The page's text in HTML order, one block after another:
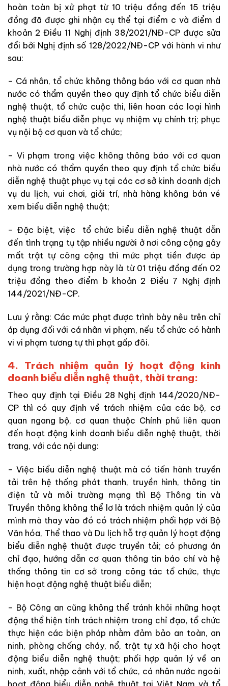
hoàn toàn bị xử phạt từ 10 triệu đồng đến 15 triệu
đồng đã được ghi nhận cụ thể tại điểm c và điểm d
khoản 2 Điều 11 Nghị định 38/2021/NĐ-CP được sửa
đổi bởi Nghị định số 128/2022/NĐ-CP với hành vi như
sau:
– Cá nhân, tổ chức không thông báo với cơ quan nhà
nước có thẩm quyền theo quy định tổ chức biểu diễn
nghệ thuật, tổ chức cuộc thi, liên hoan các loại hình
nghệ thuật biểu diễn phục vụ nhiệm vụ chính trị; phục
vụ nội bộ cơ quan và tổ chức;
– Vi phạm trong việc không thông báo với cơ quan
nhà nước có thẩm quyền theo quy định tổ chức biểu
diễn nghệ thuật phục vụ tại các cơ sở kinh doanh dịch
vụ du lịch, vui chơi, giải trí, nhà hàng không bán vé
xem biểu diễn nghệ thuật;
– Đặc biệt, việc tổ chức biểu diễn nghệ thuật dẫn
đến tình trạng tụ tập nhiều người ở nơi công cộng gây
mất trật tự công cộng thì mức phạt tiền được áp
dụng trong trường hợp này là từ 01 triệu đồng đến 02
triệu đồng theo điểm b khoản 2 Điều 7 Nghị định
144/2021/NĐ-CP.
Lưu ý rằng: Các mức phạt được trình bày nêu trên chỉ
áp dụng đối với cá nhân vi phạm, nếu tổ chức có hành
vi vi phạm tương tự thì phạt gấp đôi.
4. Trách nhiệm quản lý hoạt động kinh
doanh biểu diễn nghệ thuật, thời trang:
Theo quy định tại Điều 28 Nghị định 144/2020/NĐ-
CP thì có quy định về trách nhiệm của các bộ, cơ
quan ngang bộ, cơ quan thuộc Chính phủ liên quan
đến hoạt động kinh doanh biểu diễn nghệ thuật, thời
trang, với các nội dung:
– Việc biểu diễn nghệ thuật mà có tiến hành truyền
tải trên hệ thống phát thanh, truyền hình, thông tin
điện tử và môi trường mạng thì Bộ Thông tin và
Truyền thông không thể lơ là trách nhiệm quản lý của
mình mà thay vào đó có trách nhiệm phối hợp với Bộ
Văn hóa, Thể thao và Du lịch hỗ trợ quản lý hoạt động
biểu diễn nghệ thuật được truyền tải; có phương án
chỉ đạo, hướng dẫn cơ quan thông tin báo chí và hệ
thống thông tin cơ sở trong công tác tổ chức, thực
hiện hoạt động nghệ thuật biểu diễn;
– Bộ Công an cũng không thể tránh khỏi những hoạt
động thể hiện tính trách nhiệm trong chỉ đạo, tổ chức
thực hiện các biện pháp nhằm đảm bảo an toàn, an
ninh, phòng chống cháy, nổ, trật tự xã hội cho hoạt
động biểu diễn nghệ thuật; phối hợp quản lý về an
ninh, xuất, nhập cảnh với tổ chức, cá nhân nước ngoài
hoạt động biểu diễn nghệ thuật tại Việt Nam và tổ